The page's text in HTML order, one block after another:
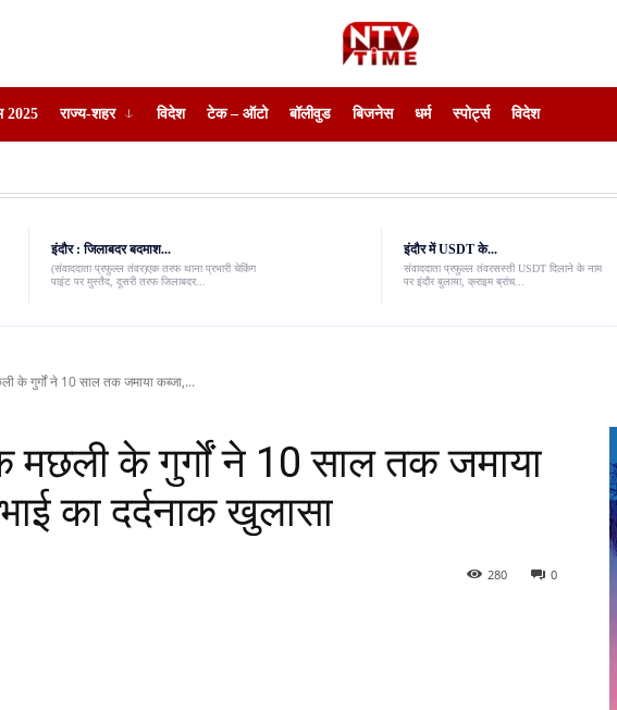
2025 राज्य-शहर विदेश टेक – ऑटो बॉलीवुड बिजनेस धर्म स्पोर्ट्स विदेश
इंदौर : जिलाबदर बदमाश...
(संवाददाता प्रफुल्ल तंवर)एक तरफ थाना प्रभारी चेकिंग
पाइंट पर मुस्तैद, दूसरी तरफ जिलाबदर...
इंदौर में USDT के...
संवाददाता प्रफुल्ल तंवरसस्ती USDT दिलाने के नाम
पर इंदौर बुलाया, क्राइम ब्रांच...
के गुर्गों ने 10 साल तक जमाया कब्जा,...
मछली के गुर्गों ने 10 साल तक जमाया
का दर्दनाक खुलासा
0
280